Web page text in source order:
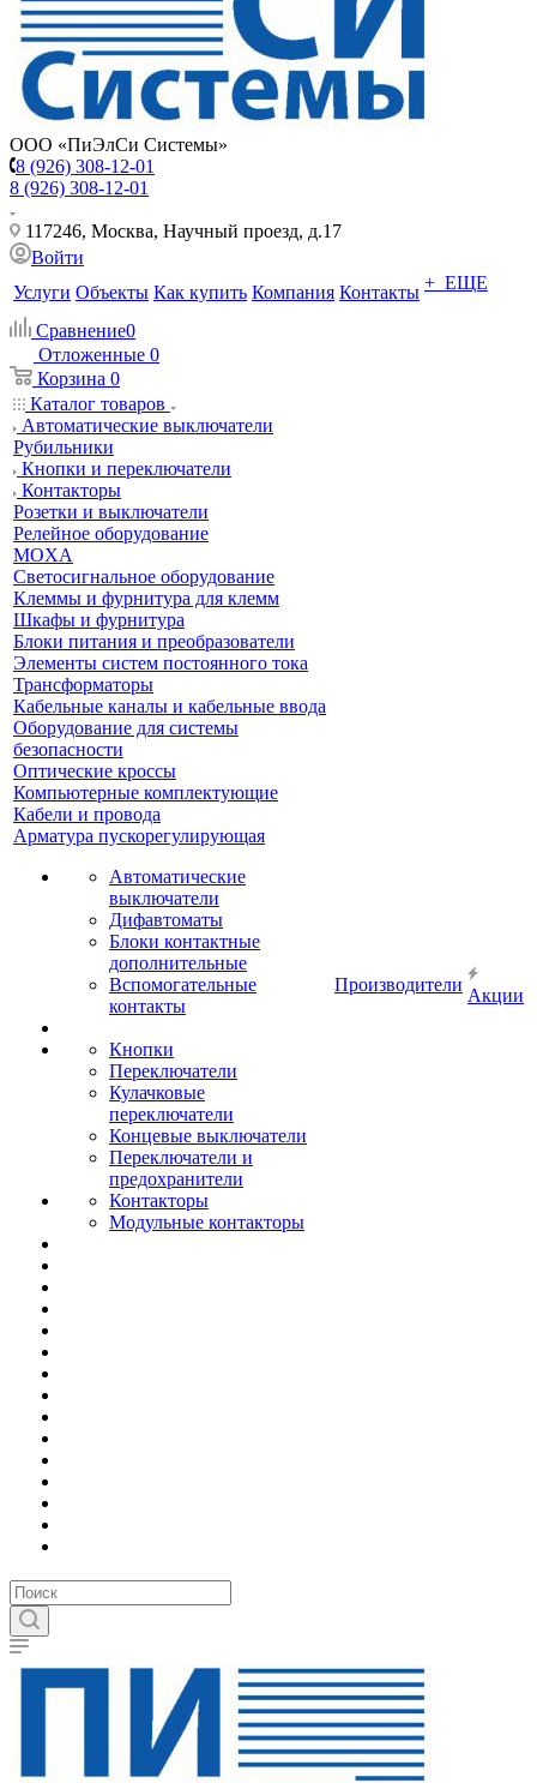
ООО «ПиЭлСи Системы»
8 (926) 308-12-01
8 (926) 308-12-01
117246, Москва, Научный проезд, д.17
Войти
Услуги Объекты Как купить Компания Контакты + ЕЩЕ
Сравнение0
Отложенные 0
Корзина 0
Каталог товаров
Автоматические выключатели
Рубильники
Кнопки и переключатели
Контакторы
Розетки и выключатели
Релейное оборудование
MOXA
Светосигнальное оборудование
Клеммы и фурнитура для клемм
Шкафы и фурнитура
Блоки питания и преобразователи
Элементы систем постоянного тока
Трансформаторы
Кабельные каналы и кабельные ввода
Оборудование для системы
безопасности
Оптические кроссы
Компьютерные комплектующие
Кабели и провода
Арматура пускорегулирующая
Автоматические
выключатели
Дифавтоматы
Блоки контактные
дополнительные
Вспомогательные
контакты
Кнопки
Переключатели
Кулачковые
переключатели
Концевые выключатели
Переключатели и
предохранители
Контакторы
Модульные контакторы
Производители
Акции